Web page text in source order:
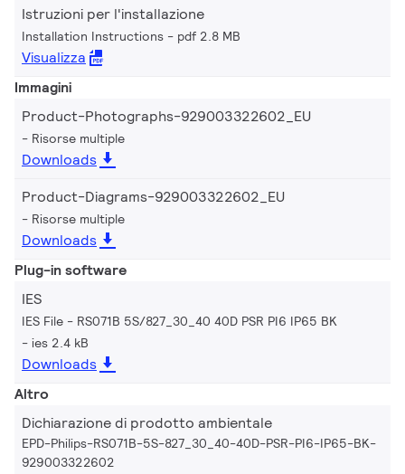
Istruzioni per l'installazione
Installation Instructions pdf 2.8 MB
Visualizza
Immagini
Product-Photographs-929003322602_EU
Risorse multiple
Downloads
Product-Diagrams-929003322602_EU
Risorse multiple
Downloads
Plug-in software
IES
IES File - RS071B 5S/827_30_40 40D PSR PI6 IP65 BK
ies 2.4 kB
Downloads
Altro
Dichiarazione di prodotto ambientale
EPD-Philips-RS071B-5S-827_30_40-40D-PSR-PI6-IP65-BK-
929003322602